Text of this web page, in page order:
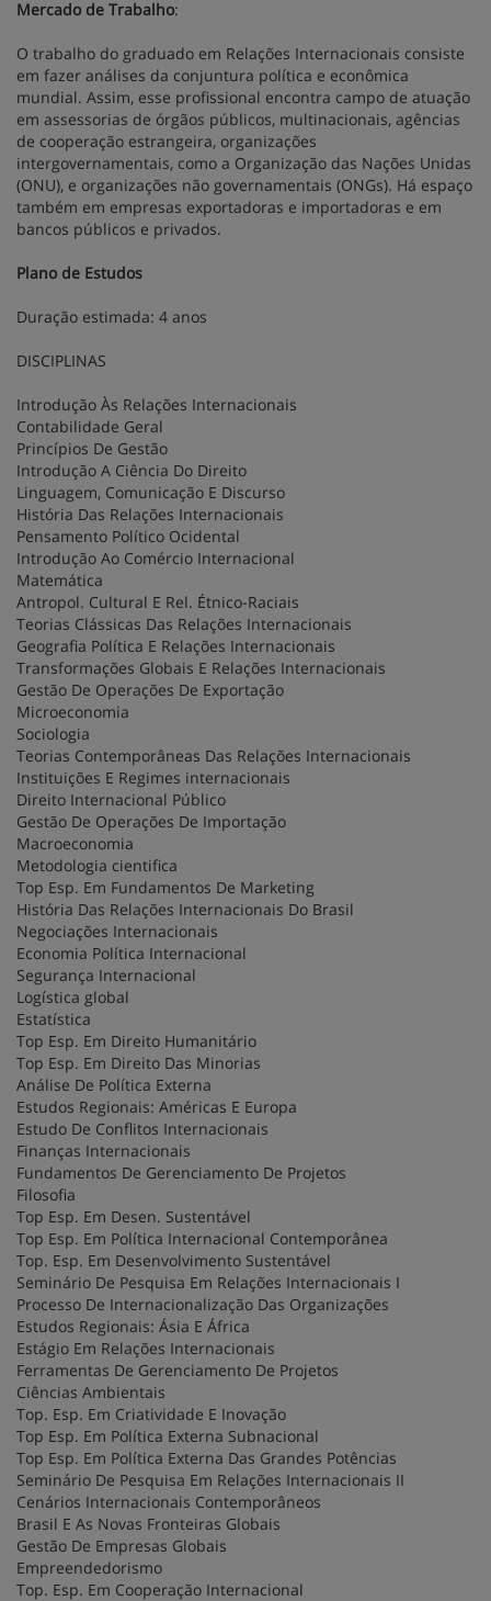
Mercado de Trabalho:
O trabalho do graduado em Relações Internacionais consiste
em fazer análises da conjuntura política e econômica
mundial. Assim, esse profissional encontra campo de atuação
em assessorias de órgãos públicos, multinacionais, agências
de cooperação estrangeira, organizações
intergovernamentais, como a Organização das Nações Unidas
(ONU), e organizações não governamentais (ONGs). Há espaço
também em empresas exportadoras e importadoras e em
bancos públicos e privados.
Plano de Estudos
Duração estimada: 4 anos
DISCIPLINAS
Introdução Às Relações Internacionais
Contabilidade Geral
Princípios De Gestão
Introdução A Ciência Do Direito
Linguagem, Comunicação E Discurso
História Das Relações Internacionais
Pensamento Político Ocidental
Introdução Ao Comércio Internacional
Matemática
Antropol. Cultural E Rel. Étnico-Raciais
Teorias Clássicas Das Relações Internacionais
Geografia Política E Relações Internacionais
Transformações Globais E Relações Internacionais
Gestão De Operações De Exportação
Microeconomia
Sociologia
Teorias Contemporâneas Das Relações Internacionais
Instituições E Regimes internacionais
Direito Internacional Público
Gestão De Operações De Importação
Macroeconomia
Metodologia cientifica
Top Esp. Em Fundamentos De Marketing
História Das Relações Internacionais Do Brasil
Negociações Internacionais
Economia Política Internacional
Segurança Internacional
Logística global
Estatística
Top Esp. Em Direito Humanitário
Top Esp. Em Direito Das Minorias
Análise De Política Externa
Estudos Regionais: Américas E Europa
Estudo De Conflitos Internacionais
Finanças Internacionais
Fundamentos De Gerenciamento De Projetos
Filosofia
Top Esp. Em Desen. Sustentável
Top Esp. Em Política Internacional Contemporânea
Top. Esp. Em Desenvolvimento Sustentável
Seminário De Pesquisa Em Relações Internacionais I
Processo De Internacionalização Das Organizações
Estudos Regionais: Ásia E África
Estágio Em Relações Internacionais
Ferramentas De Gerenciamento De Projetos
Ciências Ambientais
Top. Esp. Em Criatividade E Inovação
Top Esp. Em Política Externa Subnacional
Top Esp. Em Política Externa Das Grandes Potências
Seminário De Pesquisa Em Relações Internacionais II
Cenários Internacionais Contemporâneos
Brasil E As Novas Fronteiras Globais
Gestão De Empresas Globais
Empreendedorismo
Top. Esp. Em Cooperação Internacional